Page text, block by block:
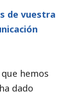
de vuestra
hemos
dado